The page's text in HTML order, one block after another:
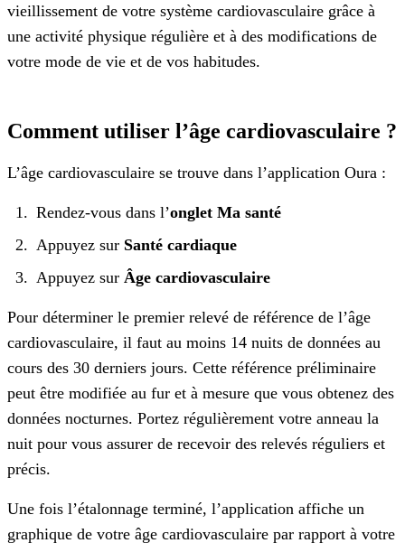
vieillissement de votre système cardiovasculaire grâce à
une activité physique régulière et à des modifications de
votre mode de vie et de vos habitudes.
Comment utiliser l’âge cardiovasculaire ?
L’âge cardiovasculaire se trouve dans l’application Oura :
Rendez-vous dans l’onglet Ma santé
Appuyez sur Santé cardiaque
Appuyez sur Âge cardiovasculaire
Pour déterminer le premier relevé de référence de l’âge
cardiovasculaire, il faut au moins 14 nuits de données au
cours des 30 derniers jours. Cette référence préliminaire
peut être modifiée au fur et à mesure que vous obtenez des
données nocturnes. Portez régulièrement votre anneau la
nuit pour vous assurer de recevoir des relevés réguliers et
précis.
Une fois l’étalonnage terminé, l’application affiche un
graphique de votre âge cardiovasculaire par rapport à votre